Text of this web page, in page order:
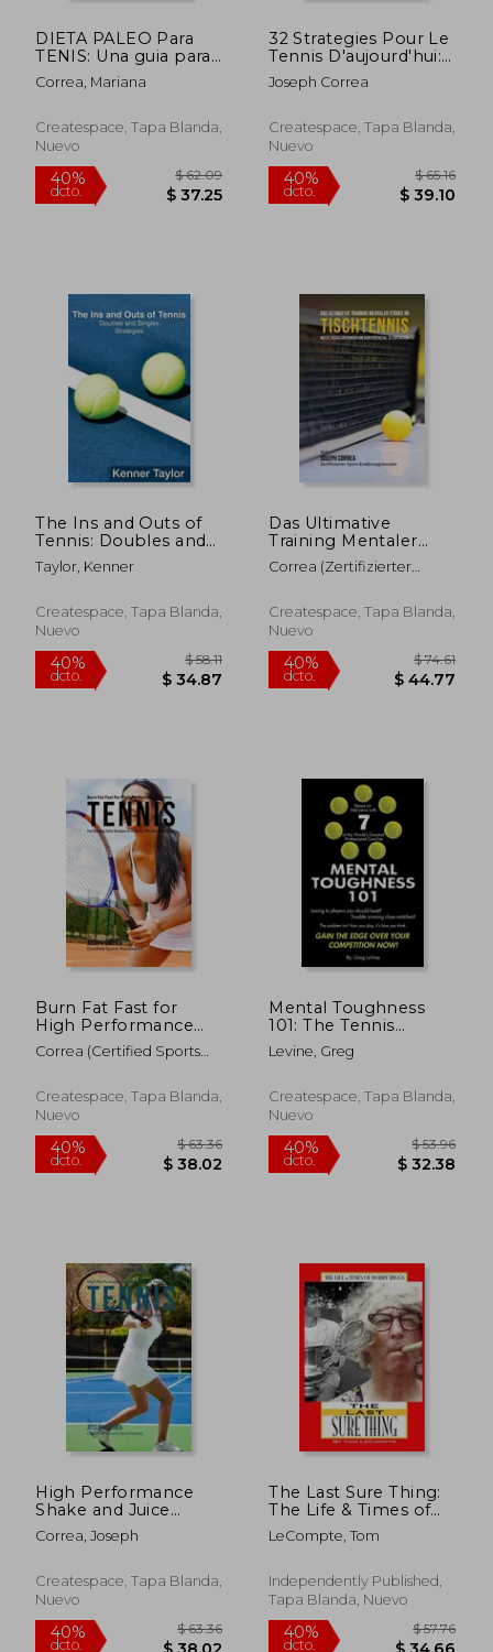
DIETA PALEO Para
TENIS: Una guia para
estar en mejor forma,
mas saludable y mas
Correa, Mariana
Createspace, Tapa Blanda,
Nuevo
40%
dcto.
32 Strategies Pour Le
Tennis D'aujourd'hui:
Les 32 Pertinentes
Strategies De Tennis
Savoir
Joseph Correa
Createspace, Tapa Blanda,
Nuevo
40%
dcto.
The Ins and Outs of
Tennis: Doubles and
Singles Strategy (en
Inglés)
Taylor, Kenner
Createspace, Tapa Blanda,
Nuevo
40%
dcto. $ 34.87
Das Ultimative
Training Mentaler
Starke im Tischtennis:
Nutze
dein Potenzial zu
entfalten (en Alemán)
Correa (Zertifizierter
Createspace, Tapa Blanda,
Nuevo
40%
dcto.
Burn Fat Fast for
High Performance
Tennis: Fat Burning
Juice Recipes to Help
Matches! (en Inglés)
Correa (Certified Sports
Createspace, Tapa Blanda,
Nuevo
Mental Toughness
101: The Tennis
Player's Guide To
Being Mentally Tough
Levine, Greg
Createspace, Tapa Blanda,
Nuevo
High Performance
Shake and Juice
Recipes for Tennis:
Increase Muscle and
Become Faster,
Stronger, and Leaner
Correa, Joseph
Createspace, Tapa Blanda,
Nuevo
The Last Sure Thing:
The Life & Times of
Bobby Riggs (en
Inglés)
LeCompte, Tom
Independently Published,
Tapa Blanda, Nuevo